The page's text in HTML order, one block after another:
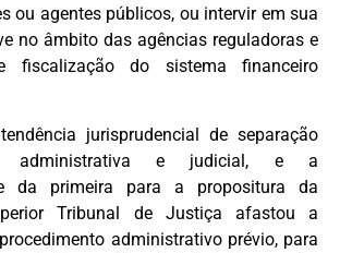
ou agentes públicos, ou intervir em sua
no âmbito das agências reguladoras e
fiscalização do sistema financeiro
jurisprudencial de separação
administrativa e judicial, e a
da primeira para a propositura da
Tribunal de Justiça afastou a
administrativo prévio, para